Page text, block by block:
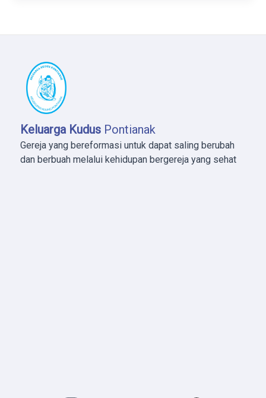
Keluarga Kudus Pontianak
Gereja yang bereformasi untuk dapat saling berubah
dan berbuah melalui kehidupan bergereja yang sehat